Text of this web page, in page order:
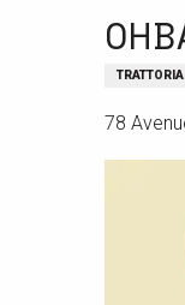
TRATTORIA
78